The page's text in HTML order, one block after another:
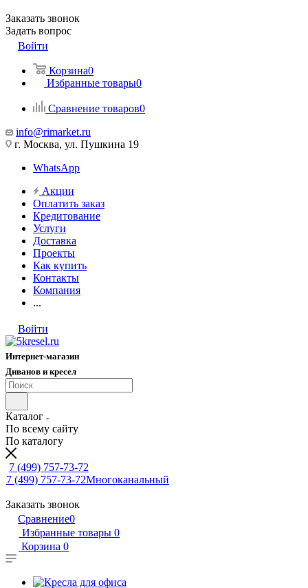
Заказать звонок
Задать вопрос
Войти
Корзина0
Избранные товары0
Сравнение товаров0
info@rimarket.ru
г. Москва, ул. Пушкина 19
WhatsApp
Акции
Оплатить заказ
Кредитование
Услуги
Доставка
Проекты
Как купить
Контакты
Компания
...
Войти
Интернет-магазин
Диванов и кресел
Каталог
По всему сайту
По каталогу
7 (499) 757-73-72
7 (499) 757-73-72Многоканальный
Заказать звонок
Сравнение0
Избранные товары 0
Корзина 0